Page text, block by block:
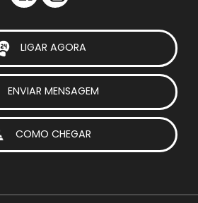
LIGAR AGORA
ENVIAR MENSAGEM
COMO CHEGAR